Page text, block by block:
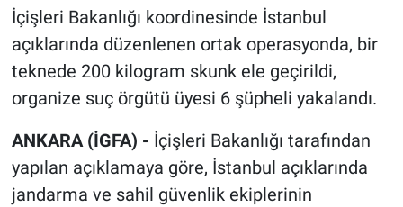
İçişleri Bakanlığı koordinesinde İstanbul
açıklarında düzenlenen ortak operasyonda, bir
teknede 200 kilogram skunk ele geçirildi,
organize suç örgütü üyesi 6 şüpheli yakalandı.
ANKARA (İGFA) - İçişleri Bakanlığı tarafından
yapılan açıklamaya göre, İstanbul açıklarında
jandarma ve sahil güvenlik ekiplerinin